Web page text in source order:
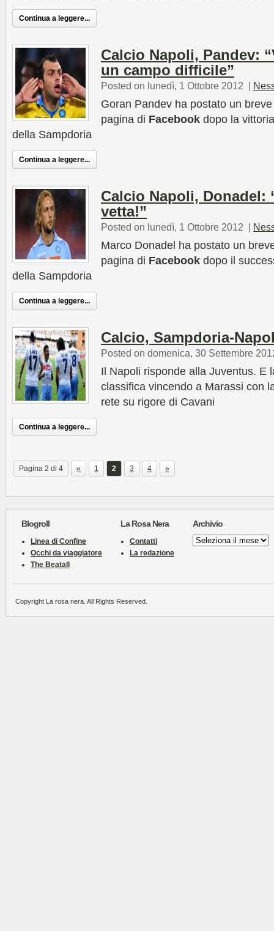
Continua a leggere...
Calcio Napoli, Pandev:
un campo difficile”
Posted on lunedì, 1 Ottobre 2012 |
Goran Pandev ha postato un
pagina di Facebook dopo la
della Sampdoria
Continua a leggere...
Calcio Napoli, Donadel:
vetta!”
Posted on lunedì, 1 Ottobre 2012 |
Marco Donadel ha postato un
pagina di Facebook dopo il
della Sampdoria
Continua a leggere...
Calcio, Sampdoria-
Posted on domenica, 30 Settembre
Il Napoli risponde alla Juventus. E
classifica vincendo a Marassi con
rete su rigore di Cavani
Continua a leggere...
Pagina 2 di 4 « 1 2 3 4 »
Blogroll
Linea di Confine
Occhi da viaggiatore
The Beatall
La Rosa Nera
Contatti
La redazione
Archivio
Archivio
Copyright La rosa nera. All Rights Reserved.